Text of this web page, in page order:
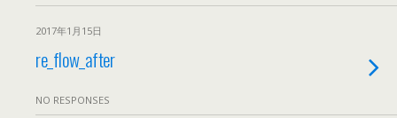
2017年1月15日
re_flow_after
NO RESPONSES